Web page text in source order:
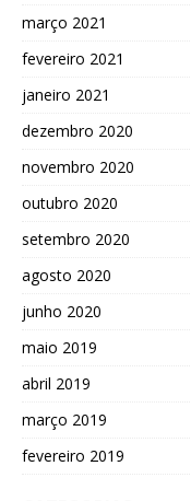
março 2021
fevereiro 2021
janeiro 2021
dezembro 2020
novembro 2020
outubro 2020
setembro 2020
agosto 2020
junho 2020
maio 2019
abril 2019
março 2019
fevereiro 2019